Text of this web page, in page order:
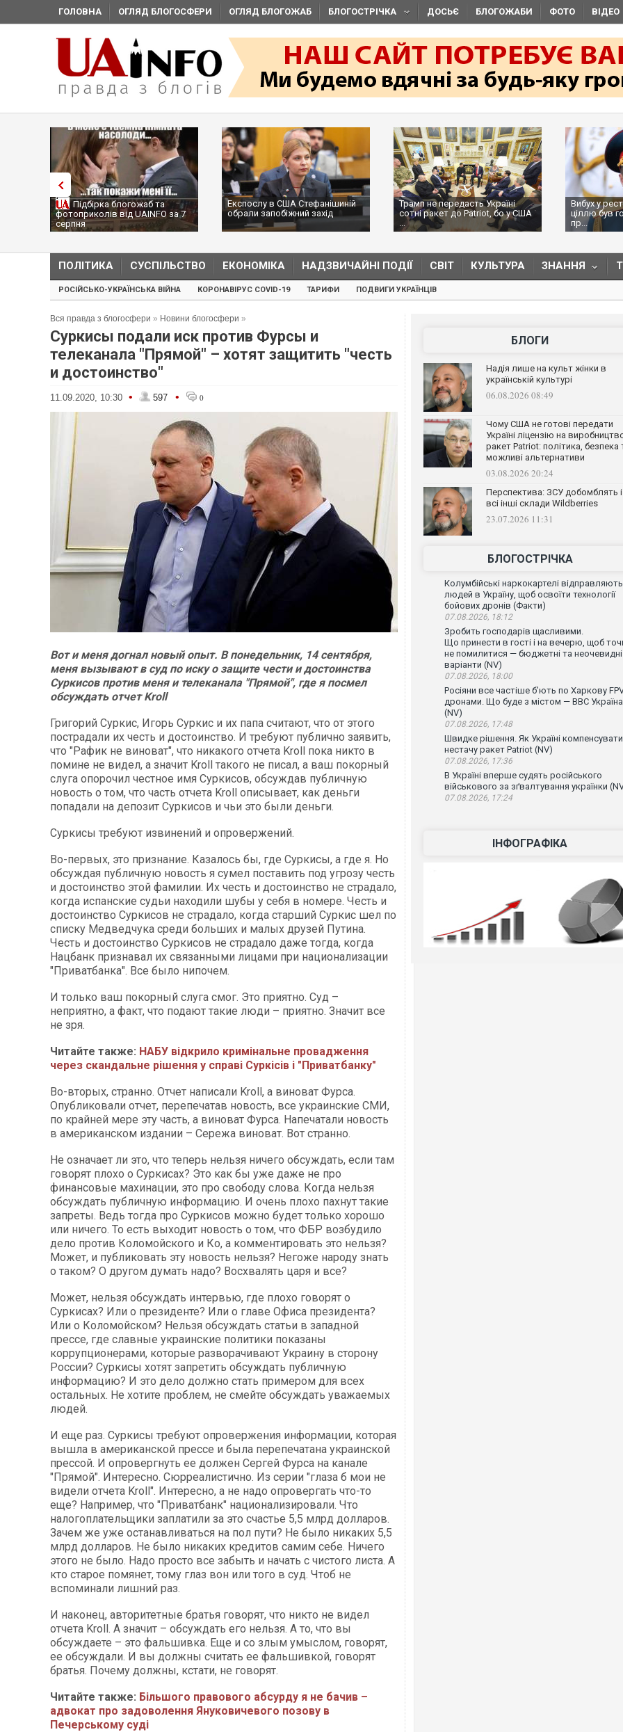
ГОЛОВНА ОГЛЯД БЛОГОСФЕРИ ОГЛЯД БЛОГОЖАБ БЛОГОСТРІЧКА ДОСЬЄ БЛОГОЖАБИ ФОТО ВІДЕО
Підбірка блогожаб та
фотоприколів від UAINFO за 7
серпня
Експослу в США Стефанішиній
обрали запобіжний захід
Трамп не передасть Україні
сотні ракет до Patriot, бо у США
...
Вибух у
ціллю був
пр...
ПОЛІТИКА СУСПІЛЬСТВО ЕКОНОМІКА НАДЗВИЧАЙНІ ПОДІЇ СВІТ КУЛЬТУРА ЗНАННЯ
РОСІЙСЬКО-УКРАЇНСЬКА ВІЙНА КОРОНАВІРУС COVID-19 ТАРИФИ ПОДВИГИ УКРАЇНЦІВ
Вся правда з блогосфери » Новини блогосфери »
Суркисы подали иск против Фурсы и
телеканала "Прямой" – хотят защитить "честь
и достоинство"
11.09.2020, 10:30 • 597 • 0
Вот и меня догнал новый опыт. В понедельник, 14 сентября,
меня вызывают в суд по иску о защите чести и достоинства
Суркисов против меня и телеканала "Прямой", где я посмел
обсуждать отчет Kroll
Григорий Суркис, Игорь Суркис и их папа считают, что от этого
пострадали их честь и достоинство. И требуют публично заявить,
что "Рафик не виноват", что никакого отчета Kroll пока никто в
помине не видел, а значит Kroll такого не писал, а ваш покорный
слуга опорочил честное имя Суркисов, обсуждав публичную
новость о том, что часть отчета Kroll описывает, как деньги
попадали на депозит Суркисов и чьи это были деньги.
Суркисы требуют извинений и опровержений.
Во-первых, это признание. Казалось бы, где Суркисы, а где я. Но
обсуждая публичную новость я сумел поставить под угрозу честь
и достоинство этой фамилии. Их честь и достоинство не страдало,
когда испанские судьи находили шубы у себя в номере. Честь и
достоинство Суркисов не страдало, когда старший Суркис шел по
списку Медведчука среди больших и малых друзей Путина.
Честь и достоинство Суркисов не страдало даже тогда, когда
Нацбанк признавал их связанными лицами при национализации
"Приватбанка". Все было нипочем.
И только ваш покорный слуга смог. Это приятно. Суд –
неприятно, а факт, что подают такие люди – приятно. Значит все
не зря.
Читайте также: НАБУ відкрило кримінальне провадження
через скандальне рішення у справі Суркісів і "Приватбанку"
Во-вторых, странно. Отчет написали Kroll, а виноват Фурса.
Опубликовали отчет, перепечатав новость, все украинские СМИ,
по крайней мере эту часть, а виноват Фурса. Напечатали новость
в американском издании – Сережа виноват. Вот странно.
Не означает ли это, что теперь нельзя ничего обсуждать, если там
говорят плохо о Суркисах? Это как бы уже даже не про
финансовые махинации, это про свободу слова. Когда нельзя
обсуждать публичную информацию. И очень плохо пахнут такие
запреты. Ведь тогда про Суркисов можно будет только хорошо
или ничего. То есть выходит новость о том, что ФБР возбудило
дело против Коломойского и Ко, а комментировать это нельзя?
Может, и публиковать эту новость нельзя? Негоже народу знать
о таком? О другом думать надо? Восхвалять царя и все?
Может, нельзя обсуждать интервью, где плохо говорят о
Суркисах? Или о президенте? Или о главе Офиса президента?
Или о Коломойском? Нельзя обсуждать статьи в западной
прессе, где славные украинские политики показаны
коррупционерами, которые разворачивают Украину в сторону
России? Суркисы хотят запретить обсуждать публичную
информацию? И это дело должно стать примером для всех
остальных. Не хотите проблем, не смейте обсуждать уважаемых
людей.
И еще раз. Суркисы требуют опровержения информации, которая
вышла в американской прессе и была перепечатана украинской
прессой. И опровергнуть ее должен Сергей Фурса на канале
"Прямой". Интересно. Сюрреалистично. Из серии "глаза б мои не
видели отчета Kroll". Интересно, а не надо опровергать что-то
еще? Например, что "Приватбанк" национализировали. Что
налогоплательщики заплатили за это счастье 5,5 млрд долларов.
Зачем же уже останавливаться на пол пути? Не было никаких 5,5
млрд долларов. Не было никаких кредитов самим себе. Ничего
этого не было. Надо просто все забыть и начать с чистого листа. А
кто старое помянет, тому глаз вон или того в суд. Чтоб не
вспоминали лишний раз.
И наконец, авторитетные братья говорят, что никто не видел
отчета Kroll. А значит – обсуждать его нельзя. А то, что вы
обсуждаете – это фальшивка. Еще и со злым умыслом, говорят,
ее обсуждали. И вы должны считать ее фальшивкой, говорят
братья. Почему должны, кстати, не говорят.
Читайте также: Більшого правового абсурду я не бачив –
адвокат про задоволення Януковичевого позову в
Печерському суді
БЛОГИ
Надія лише на культ жінки в
українській культурі
06.08.2026 08:49
Чому США не готові передати
Україні ліцензію на
ракет Patriot: політика, безпека
можливі альтернативи
03.08.2026 20:24
Перспектива: ЗСУ добомблять і
всі інші склади Wildberries
23.07.2026 11:31
БЛОГОСТРІЧКА
Колумбійські наркокартелі відправляють
людей в Україну, щоб освоїти технології
бойових дронів (Факти)
07.08.2026, 18:12
Зробить господарів щасливими.
Що принести в гості і на вечерю, щоб
не помилитися — бюджетні та неочевидні
варіанти (NV)
07.08.2026, 18:00
Росіяни все частіше бʼють по Харкову
дронами. Що буде з містом — ВВС Україна
(NV)
07.08.2026, 17:48
Швидке рішення. Як Україні компенсувати
нестачу ракет Patriot (NV)
07.08.2026, 17:36
В Україні вперше судять російського
військового за зґвалтування українки
07.08.2026, 17:24
ІНФОГРАФІКА